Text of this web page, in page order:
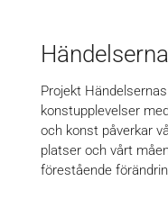
Projekt
konstupplevelser
och konst påverkar
platser och vårt
förestående